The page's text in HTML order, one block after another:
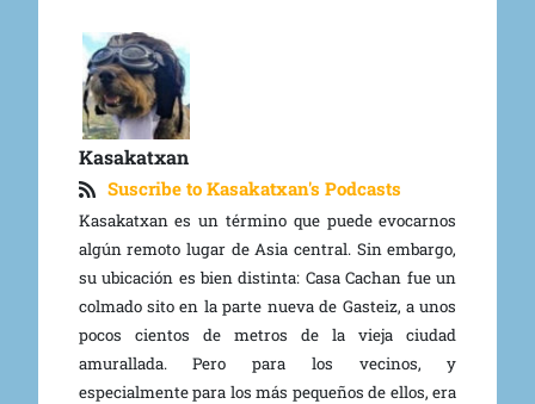
Kasakatxan
Suscribe to Kasakatxan's Podcasts
Kasakatxan es un término que puede evocarnos
algún remoto lugar de Asia central. Sin embargo,
su ubicación es bien distinta: Casa Cachan fue un
colmado sito en la parte nueva de Gasteiz, a unos
pocos cientos de metros de la vieja ciudad
amurallada. Pero para los vecinos, y
especialmente para los más pequeños de ellos, era